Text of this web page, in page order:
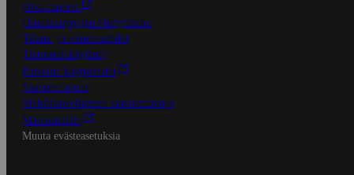
Oiva-raportit
Osuuskauppojen yhteystiedot
Tilaus- ja toimitusehdot
Tietosuojakäytäntö
Palvelun käyttöehdot
Saavutettavuus
Mobiilisovelluksen saavutettavuus
Mainostajalle
Muuta evästeasetuksia